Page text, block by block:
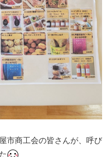
市商工会の皆さんが、呼び